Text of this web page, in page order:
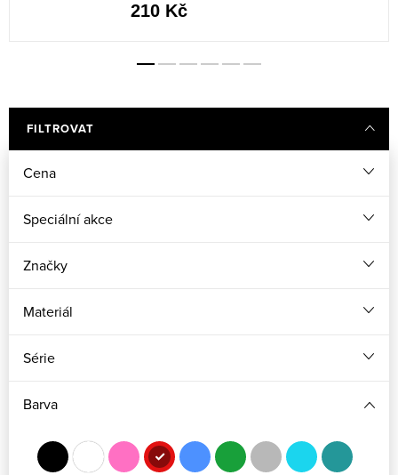
210 Kč
FILTROVAT
Cena
Speciální akce
Značky
Materiál
Série
Barva